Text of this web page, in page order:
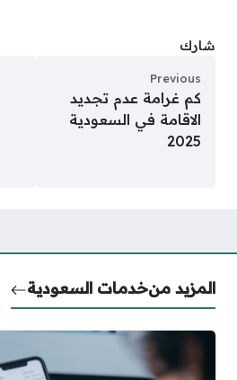
شارك
Previous
كم غرامة عدم تجديد
الاقامة في السعودية
2025
المزيد منخدمات السعودية